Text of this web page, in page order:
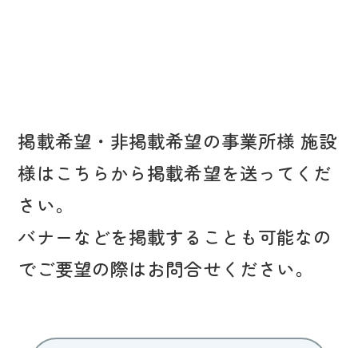
掲載希望・非掲載希望の事業所様 施設
様はこちらから掲載希望を送ってくだ
さい。
バナーなどを掲載することも可能なの
でご要望の際はお問合せください。